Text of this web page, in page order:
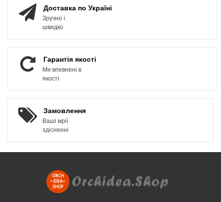
Доставка по Україні
Зручно і
швидко
Гарантія якості
Ми впевнені в
якості
Замовлення
Ваші мрії
здісненні